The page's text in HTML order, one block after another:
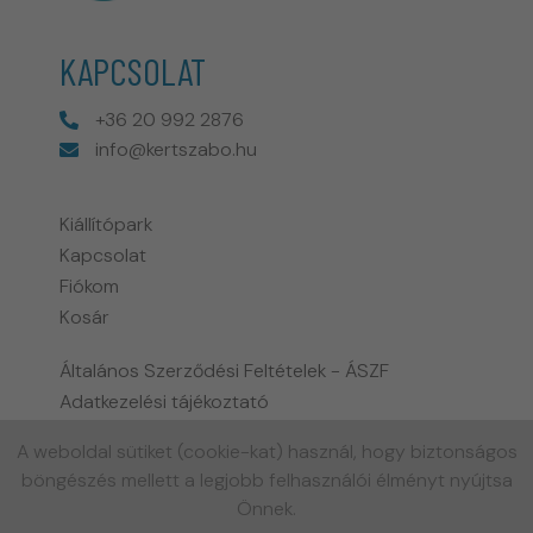
KAPCSOLAT
+36 20 992 2876
info@kertszabo.hu
Kiállítópark
Kapcsolat
Fiókom
Kosár
Általános Szerződési Feltételek - ÁSZF
Adatkezelési tájékoztató
Biohort garancia tájékoztató
Gyakran ismételt kérdések
A weboldal sütiket (cookie-kat) használ, hogy biztonságos
böngészés mellett a legjobb felhasználói élményt nyújtsa
Önnek.